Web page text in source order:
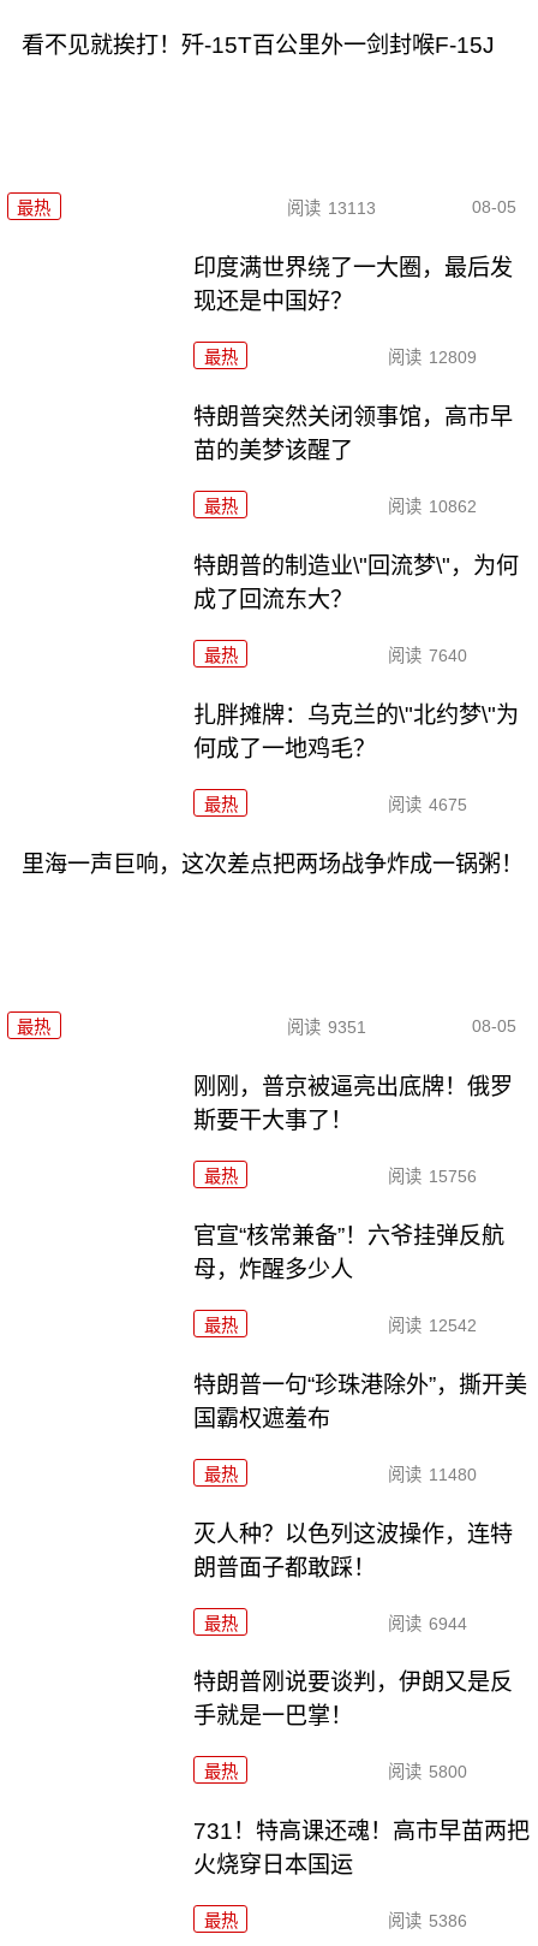
看不见就挨打！歼-15T百公里外一剑封喉F-15J
最热 阅读 13113 08-05
印度满世界绕了一大圈，最后发
现还是中国好？
最热 阅读 12809
特朗普突然关闭领事馆，高市早
苗的美梦该醒了
最热 阅读 10862
特朗普的制造业\"回流梦\"，为何
成了回流东大？
最热 阅读 7640
扎胖摊牌：乌克兰的\"北约梦\"为
何成了一地鸡毛？
最热 阅读 4675
里海一声巨响，这次差点把两场战争炸成一锅粥！
最热 阅读 9351 08-05
刚刚，普京被逼亮出底牌！俄罗
斯要干大事了！
最热 阅读 15756
官宣“核常兼备”！六爷挂弹反航
母，炸醒多少人
最热 阅读 12542
特朗普一句“珍珠港除外”，撕开美
国霸权遮羞布
最热 阅读 11480
灭人种？以色列这波操作，连特
朗普面子都敢踩！
最热 阅读 6944
特朗普刚说要谈判，伊朗又是反
手就是一巴掌！
最热 阅读 5800
731！特高课还魂！高市早苗两把
火烧穿日本国运
最热 阅读 5386